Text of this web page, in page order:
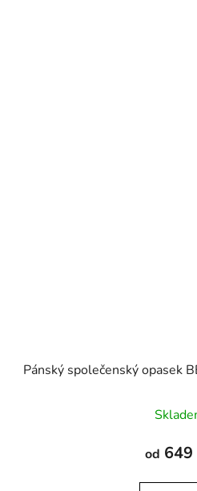
Pánský společenský opasek
od 649